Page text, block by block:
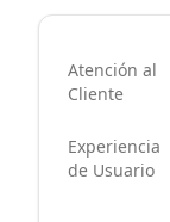
Atención al
Cliente
Experiencia
de Usuario